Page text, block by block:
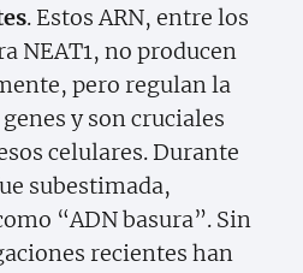
. Estos ARN, entre los
NEAT1, no producen
pero regulan la
y son cruciales
celulares. Durante
subestimada,
“ADN basura”. Sin
recientes han